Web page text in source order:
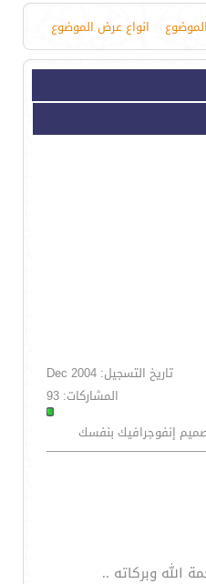
انواع عرض الموضوع
تاريخ التسجيل: Dec 2004
المشاركات: 93
إنفوجرافيك بنفسك
الله وبركاته ..